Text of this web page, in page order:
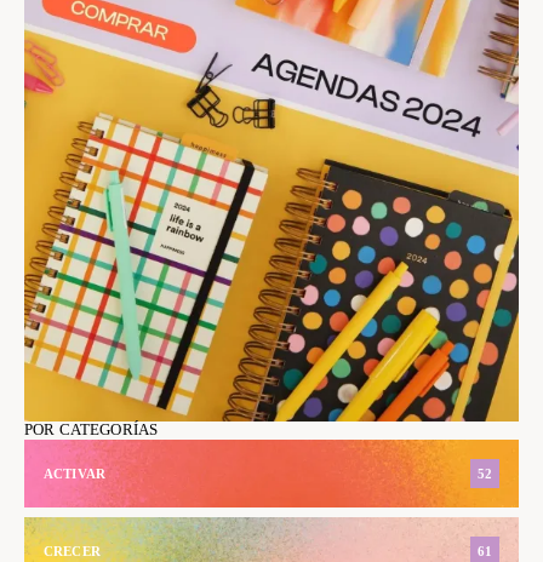
POR CATEGORÍAS
ACTIVAR 52
CRECER 61